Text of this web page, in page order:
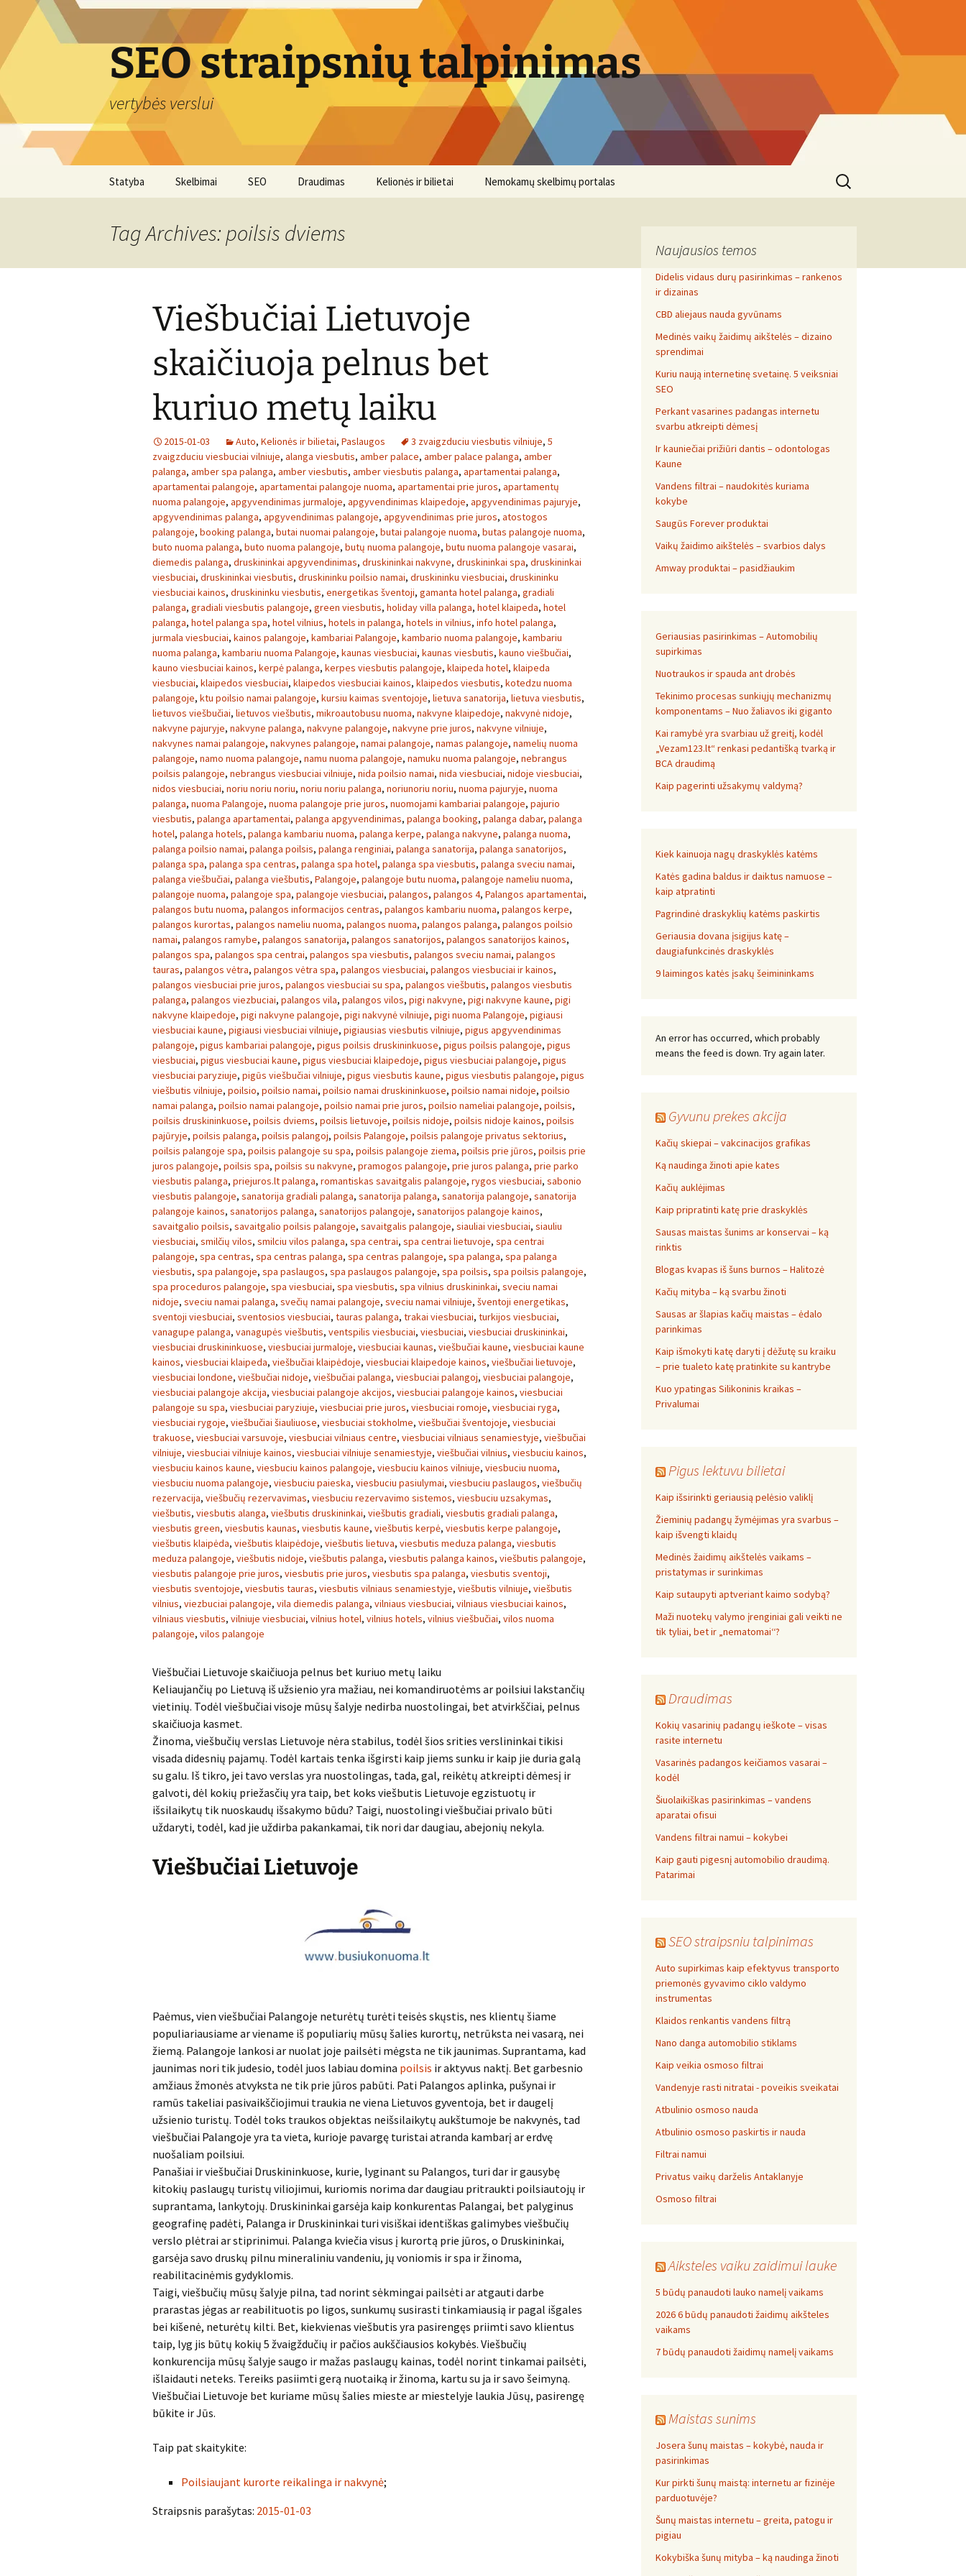
content
SEO straipsnių talpinimas
vertybės verslui
Statyba Skelbimai SEO Draudimas Kelionės ir bilietai Nemokamų skelbimų portalas
Search
for:
Tag Archives: poilsis dviems
Viešbučiai Lietuvoje
skaičiuoja pelnus bet
kuriuo metų laiku
2015-01-03 Auto, Kelionės ir bilietai, Paslaugos 3 zvaigzduciu viesbutis vilniuje, 5
zvaigzduciu viesbuciai vilniuje, alanga viesbutis, amber palace, amber palace palanga, amber
palanga, amber spa palanga, amber viesbutis, amber viesbutis palanga, apartamentai palanga,
apartamentai palangoje, apartamentai palangoje nuoma, apartamentai prie juros, apartamentų
nuoma palangoje, apgyvendinimas jurmaloje, apgyvendinimas klaipedoje, apgyvendinimas pajuryje,
apgyvendinimas palanga, apgyvendinimas palangoje, apgyvendinimas prie juros, atostogos
palangoje, booking palanga, butai nuomai palangoje, butai palangoje nuoma, butas palangoje nuoma,
buto nuoma palanga, buto nuoma palangoje, butų nuoma palangoje, butu nuoma palangoje vasarai,
diemedis palanga, druskininkai apgyvendinimas, druskininkai nakvyne, druskininkai spa, druskininkai
viesbuciai, druskininkai viesbutis, druskininku poilsio namai, druskininku viesbuciai, druskininku
viesbuciai kainos, druskininku viesbutis, energetikas šventoji, gamanta hotel palanga, gradiali
palanga, gradiali viesbutis palangoje, green viesbutis, holiday villa palanga, hotel klaipeda, hotel
palanga, hotel palanga spa, hotel vilnius, hotels in palanga, hotels in vilnius, info hotel palanga,
jurmala viesbuciai, kainos palangoje, kambariai Palangoje, kambario nuoma palangoje, kambariu
nuoma palanga, kambariu nuoma Palangoje, kaunas viesbuciai, kaunas viesbutis, kauno viešbučiai,
kauno viesbuciai kainos, kerpė palanga, kerpes viesbutis palangoje, klaipeda hotel, klaipeda
viesbuciai, klaipedos viesbuciai, klaipedos viesbuciai kainos, klaipedos viesbutis, kotedzu nuoma
palangoje, ktu poilsio namai palangoje, kursiu kaimas sventojoje, lietuva sanatorija, lietuva viesbutis,
lietuvos viešbučiai, lietuvos viešbutis, mikroautobusu nuoma, nakvyne klaipedoje, nakvynė nidoje,
nakvyne pajuryje, nakvyne palanga, nakvyne palangoje, nakvyne prie juros, nakvyne vilniuje,
nakvynes namai palangoje, nakvynes palangoje, namai palangoje, namas palangoje, namelių nuoma
palangoje, namo nuoma palangoje, namu nuoma palangoje, namuku nuoma palangoje, nebrangus
poilsis palangoje, nebrangus viesbuciai vilniuje, nida poilsio namai, nida viesbuciai, nidoje viesbuciai,
nidos viesbuciai, noriu noriu noriu, noriu noriu palanga, noriunoriu noriu, nuoma pajuryje, nuoma
palanga, nuoma Palangoje, nuoma palangoje prie juros, nuomojami kambariai palangoje, pajurio
viesbutis, palanga apartamentai, palanga apgyvendinimas, palanga booking, palanga dabar, palanga
hotel, palanga hotels, palanga kambariu nuoma, palanga kerpe, palanga nakvyne, palanga nuoma,
palanga poilsio namai, palanga poilsis, palanga renginiai, palanga sanatorija, palanga sanatorijos,
palanga spa, palanga spa centras, palanga spa hotel, palanga spa viesbutis, palanga sveciu namai,
palanga viešbučiai, palanga viešbutis, Palangoje, palangoje butu nuoma, palangoje nameliu nuoma,
palangoje nuoma, palangoje spa, palangoje viesbuciai, palangos, palangos 4, Palangos apartamentai,
palangos butu nuoma, palangos informacijos centras, palangos kambariu nuoma, palangos kerpe,
palangos kurortas, palangos nameliu nuoma, palangos nuoma, palangos palanga, palangos poilsio
namai, palangos ramybe, palangos sanatorija, palangos sanatorijos, palangos sanatorijos kainos,
palangos spa, palangos spa centrai, palangos spa viesbutis, palangos sveciu namai, palangos
tauras, palangos vėtra, palangos vėtra spa, palangos viesbuciai, palangos viesbuciai ir kainos,
palangos viesbuciai prie juros, palangos viesbuciai su spa, palangos viešbutis, palangos viesbutis
palanga, palangos viezbuciai, palangos vila, palangos vilos, pigi nakvyne, pigi nakvyne kaune, pigi
nakvyne klaipedoje, pigi nakvyne palangoje, pigi nakvynė vilniuje, pigi nuoma Palangoje, pigiausi
viesbuciai kaune, pigiausi viesbuciai vilniuje, pigiausias viesbutis vilniuje, pigus apgyvendinimas
palangoje, pigus kambariai palangoje, pigus poilsis druskininkuose, pigus poilsis palangoje, pigus
viesbuciai, pigus viesbuciai kaune, pigus viesbuciai klaipedoje, pigus viesbuciai palangoje, pigus
viesbuciai paryziuje, pigūs viešbučiai vilniuje, pigus viesbutis kaune, pigus viesbutis palangoje, pigus
viešbutis vilniuje, poilsio, poilsio namai, poilsio namai druskininkuose, poilsio namai nidoje, poilsio
namai palanga, poilsio namai palangoje, poilsio namai prie juros, poilsio nameliai palangoje, poilsis,
poilsis druskininkuose, poilsis dviems, poilsis lietuvoje, poilsis nidoje, poilsis nidoje kainos, poilsis
pajūryje, poilsis palanga, poilsis palangoj, poilsis Palangoje, poilsis palangoje privatus sektorius,
poilsis palangoje spa, poilsis palangoje su spa, poilsis palangoje ziema, poilsis prie jūros, poilsis prie
juros palangoje, poilsis spa, poilsis su nakvyne, pramogos palangoje, prie juros palanga, prie parko
viesbutis palanga, priejuros.lt palanga, romantiskas savaitgalis palangoje, rygos viesbuciai, sabonio
viesbutis palangoje, sanatorija gradiali palanga, sanatorija palanga, sanatorija palangoje, sanatorija
palangoje kainos, sanatorijos palanga, sanatorijos palangoje, sanatorijos palangoje kainos,
savaitgalio poilsis, savaitgalio poilsis palangoje, savaitgalis palangoje, siauliai viesbuciai, siauliu
viesbuciai, smilčių vilos, smilciu vilos palanga, spa centrai, spa centrai lietuvoje, spa centrai
palangoje, spa centras, spa centras palanga, spa centras palangoje, spa palanga, spa palanga
viesbutis, spa palangoje, spa paslaugos, spa paslaugos palangoje, spa poilsis, spa poilsis palangoje,
spa proceduros palangoje, spa viesbuciai, spa viesbutis, spa vilnius druskininkai, sveciu namai
nidoje, sveciu namai palanga, svečių namai palangoje, sveciu namai vilniuje, šventoji energetikas,
sventoji viesbuciai, sventosios viesbuciai, tauras palanga, trakai viesbuciai, turkijos viesbuciai,
vanagupe palanga, vanagupės viešbutis, ventspilis viesbuciai, viesbuciai, viesbuciai druskininkai,
viesbuciai druskininkuose, viesbuciai jurmaloje, viesbuciai kaunas, viešbučiai kaune, viesbuciai kaune
kainos, viesbuciai klaipeda, viešbučiai klaipėdoje, viesbuciai klaipedoje kainos, viešbučiai lietuvoje,
viesbuciai londone, viešbučiai nidoje, viešbučiai palanga, viesbuciai palangoj, viesbuciai palangoje,
viesbuciai palangoje akcija, viesbuciai palangoje akcijos, viesbuciai palangoje kainos, viesbuciai
palangoje su spa, viesbuciai paryziuje, viesbuciai prie juros, viesbuciai romoje, viesbuciai ryga,
viesbuciai rygoje, viešbučiai šiauliuose, viesbuciai stokholme, viešbučiai šventojoje, viesbuciai
trakuose, viesbuciai varsuvoje, viesbuciai vilniaus centre, viesbuciai vilniaus senamiestyje, viešbučiai
vilniuje, viesbuciai vilniuje kainos, viesbuciai vilniuje senamiestyje, viešbučiai vilnius, viesbuciu kainos,
viesbuciu kainos kaune, viesbuciu kainos palangoje, viesbuciu kainos vilniuje, viesbuciu nuoma,
viesbuciu nuoma palangoje, viesbuciu paieska, viesbuciu pasiulymai, viesbuciu paslaugos, viešbučių
rezervacija, viešbučių rezervavimas, viesbuciu rezervavimo sistemos, viesbuciu uzsakymas,
viešbutis, viesbutis alanga, viešbutis druskininkai, viešbutis gradiali, viesbutis gradiali palanga,
viesbutis green, viesbutis kaunas, viesbutis kaune, viešbutis kerpė, viesbutis kerpe palangoje,
viešbutis klaipėda, viešbutis klaipėdoje, viešbutis lietuva, viesbutis meduza palanga, viesbutis
meduza palangoje, viešbutis nidoje, viešbutis palanga, viesbutis palanga kainos, viešbutis palangoje,
viesbutis palangoje prie juros, viesbutis prie juros, viesbutis spa palanga, viesbutis sventoji,
viesbutis sventojoje, viesbutis tauras, viesbutis vilniaus senamiestyje, viešbutis vilniuje, viešbutis
vilnius, viezbuciai palangoje, vila diemedis palanga, vilniaus viesbuciai, vilniaus viesbuciai kainos,
vilniaus viesbutis, vilniuje viesbuciai, vilnius hotel, vilnius hotels, vilnius viešbučiai, vilos nuoma
palangoje, vilos palangoje
Viešbučiai Lietuvoje skaičiuoja pelnus bet kuriuo metų laiku
Keliaujančių po Lietuvą iš užsienio yra mažiau, nei komandiruotėms ar poilsiui lakstančių
vietinių. Todėl viešbučiai visoje mūsų šalyje nedirba nuostolingai, bet atvirkščiai, pelnus
skaičiuoja kasmet.
Žinoma, viešbučių verslas Lietuvoje nėra stabilus, todėl šios srities verslininkai tikisi
visada didesnių pajamų. Todėl kartais tenka išgirsti kaip jiems sunku ir kaip jie duria galą
su galu. Iš tikro, jei tavo verslas yra nuostolingas, tada, gal, reikėtų atkreipti dėmesį ir
galvoti, dėl kokių priežasčių yra taip, bet koks viešbutis Lietuvoje egzistuotų ir
išsilaikytų tik nuoskaudų išsakymo būdu? Taigi, nuostolingi viešbučiai privalo būti
uždaryti, todėl, kad jie uždirba pakankamai, tik nori dar daugiau, abejonių nekyla.
Viešbučiai Lietuvoje
Paėmus, vien viešbučiai Palangoje neturėtų turėti teisės skųstis, nes klientų šiame
populiariausiame ar viename iš populiarių mūsų šalies kurortų, netrūksta nei vasarą, nei
žiemą. Palangoje lankosi ar nuolat joje pailsėti mėgsta ne tik jaunimas. Suprantama, kad
jaunimas nori tik judesio, todėl juos labiau domina poilsis ir aktyvus naktį. Bet garbesnio
amžiaus žmonės atvyksta ne tik prie jūros pabūti. Pati Palangos aplinka, pušynai ir
ramūs takeliai pasivaikščiojimui traukia ne viena Lietuvos gyventoja, bet ir daugelį
užsienio turistų. Todėl toks traukos objektas neišsilaikytų aukštumoje be nakvynės, tad
viešbučiai Palangoje yra ta vieta, kurioje pavargę turistai atranda kambarį ar erdvę
nuošaliam poilsiui.
Panašiai ir viešbučiai Druskininkuose, kurie, lyginant su Palangos, turi dar ir gausybę
kitokių paslaugų turistų viliojimui, kuriomis norima dar daugiau pritraukti poilsiautojų ir
suprantama, lankytojų. Druskininkai garsėja kaip konkurentas Palangai, bet palyginus
geografinę padėti, Palanga ir Druskininkai turi visiškai identiškas galimybes viešbučių
verslo plėtrai ar stiprinimui. Palanga kviečia visus į kurortą prie jūros, o Druskininkai,
garsėja savo druskų pilnu mineraliniu vandeniu, jų voniomis ir spa ir žinoma,
reabilitacinėmis gydyklomis.
Taigi, viešbučių mūsų šalyje pilna, tad norint sėkmingai pailsėti ar atgauti darbe
prarastas jėgas ar reabilituotis po ligos, sunkumų susirasti tinkamiausią ir pagal išgales
bei kišenė, neturėtų kilti. Bet, kiekvienas viešbutis yra pasirengęs priimti savo klientus
taip, lyg jis būtų kokių 5 žvaigždučių ir pačios aukščiausios kokybės. Viešbučių
konkurencija mūsų šalyje saugo ir mažas paslaugų kainas, todėl norint tinkamai pailsėti,
išlaidauti neteks. Tereiks pasiimti gerą nuotaiką ir žinoma, kartu su ja ir savo šeimyną.
Viešbučiai Lietuvoje bet kuriame mūsų šalies mieste ar miestelyje laukia Jūsų, pasirengę
būkite ir Jūs.
Taip pat skaitykite:
Poilsiaujant kurorte reikalinga ir nakvynė;
Straipsnis parašytas: 2015-01-03
Naujausios temos
Didelis vidaus durų pasirinkimas – rankenos
ir dizainas
CBD aliejaus nauda gyvūnams
Medinės vaikų žaidimų aikštelės – dizaino
sprendimai
Kuriu naują internetinę svetainę. 5 veiksniai
SEO
Perkant vasarines padangas internetu
svarbu atkreipti dėmesį
Ir kauniečiai prižiūri dantis – odontologas
Kaune
Vandens filtrai – naudokitės kuriama
kokybe
Saugūs Forever produktai
Vaikų žaidimo aikštelės – svarbios dalys
Amway produktai – pasidžiaukim
Geriausias pasirinkimas – Automobilių
supirkimas
Nuotraukos ir spauda ant drobės
Tekinimo procesas sunkiųjų mechanizmų
komponentams – Nuo žaliavos iki giganto
Kai ramybė yra svarbiau už greitį, kodėl
„Vezam123.lt“ renkasi pedantišką tvarką ir
BCA draudimą
Kaip pagerinti užsakymų valdymą?
Kiek kainuoja nagų draskyklės katėms
Katės gadina baldus ir daiktus namuose –
kaip atpratinti
Pagrindinė draskyklių katėms paskirtis
Geriausia dovana įsigijus katę –
daugiafunkcinės draskyklės
9 laimingos katės įsakų šeimininkams
An error has occurred, which probably
means the feed is down. Try again later.
Gyvunu prekes akcija
Kačių skiepai – vakcinacijos grafikas
Ką naudinga žinoti apie kates
Kačių auklėjimas
Kaip pripratinti katę prie draskyklės
Sausas maistas šunims ar konservai – ką
rinktis
Blogas kvapas iš šuns burnos – Halitozė
Kačių mityba – ką svarbu žinoti
Sausas ar šlapias kačių maistas – ėdalo
parinkimas
Kaip išmokyti katę daryti į dėžutę su kraiku
– prie tualeto katę pratinkite su kantrybe
Kuo ypatingas Silikoninis kraikas –
Privalumai
Pigus lektuvu bilietai
Kaip išsirinkti geriausią pelėsio valiklį
Žieminių padangų žymėjimas yra svarbus –
kaip išvengti klaidų
Medinės žaidimų aikštelės vaikams –
pristatymas ir surinkimas
Kaip sutaupyti aptveriant kaimo sodybą?
Maži nuotekų valymo įrenginiai gali veikti ne
tik tyliai, bet ir „nematomai‘‘?
Draudimas
Kokių vasarinių padangų ieškote – visas
rasite internetu
Vasarinės padangos keičiamos vasarai –
kodėl
Šiuolaikiškas pasirinkimas – vandens
aparatai ofisui
Vandens filtrai namui – kokybei
Kaip gauti pigesnį automobilio draudimą.
Patarimai
SEO straipsniu talpinimas
Auto supirkimas kaip efektyvus transporto
priemonės gyvavimo ciklo valdymo
instrumentas
Klaidos renkantis vandens filtrą
Nano danga automobilio stiklams
Kaip veikia osmoso filtrai
Vandenyje rasti nitratai - poveikis sveikatai
Atbulinio osmoso nauda
Atbulinio osmoso paskirtis ir nauda
Filtrai namui
Privatus vaikų darželis Antaklanyje
Osmoso filtrai
Aiksteles vaiku zaidimui lauke
5 būdų panaudoti lauko namelį vaikams
2026 6 būdų panaudoti žaidimų aikšteles
vaikams
7 būdų panaudoti žaidimų namelį vaikams
Maistas sunims
Josera šunų maistas – kokybė, nauda ir
pasirinkimas
Kur pirkti šunų maistą: internetu ar fizinėje
parduotuvėje?
Šunų maistas internetu – greita, patogu ir
pigiau
Kokybiška šunų mityba – ką naudinga žinoti